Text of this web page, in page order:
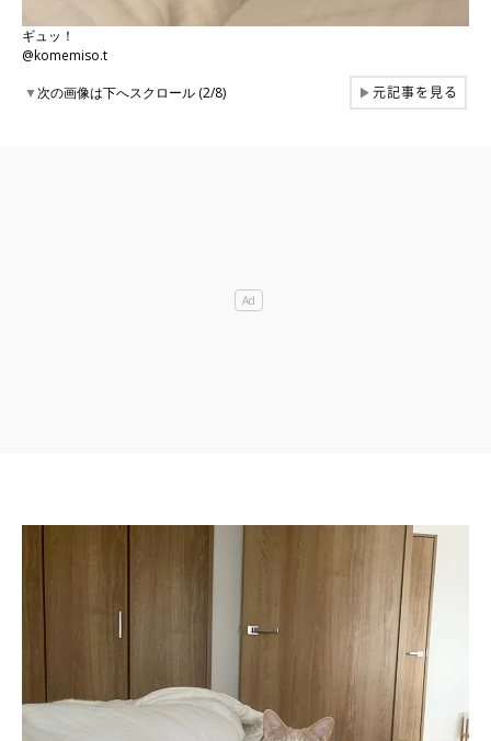
ギュッ！
@komemiso.t
▼次の画像は下へスクロール (2/8) ▶元記事を見る